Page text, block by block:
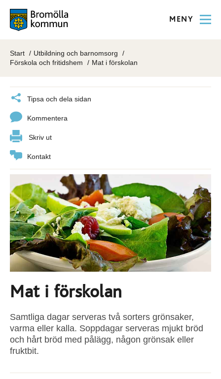
MENY
Start
Utbildning och barnomsorg
Förskola och fritidshem
Mat i förskolan
Tipsa och dela sidan
Kommentera
Skriv ut
Kontakt
Mat i förskolan
Samtliga dagar serveras två sorters grönsaker,
varma eller kalla. Soppdagar serveras mjukt bröd
och hårt bröd med pålägg, någon grönsak eller
fruktbit.